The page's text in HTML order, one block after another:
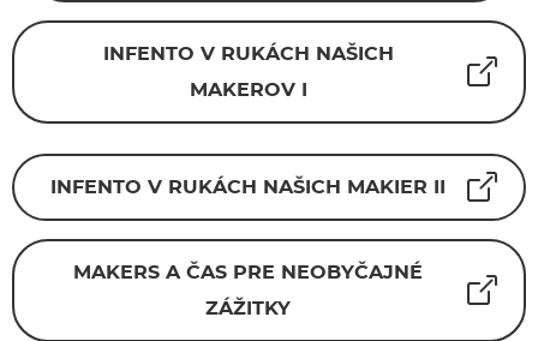
INFENTO V RUKÁCH NAŠICH
MAKEROV I
INFENTO V RUKÁCH NAŠICH MAKIER II
MAKERS A ČAS PRE NEOBYČAJNÉ
ZÁŽITKY